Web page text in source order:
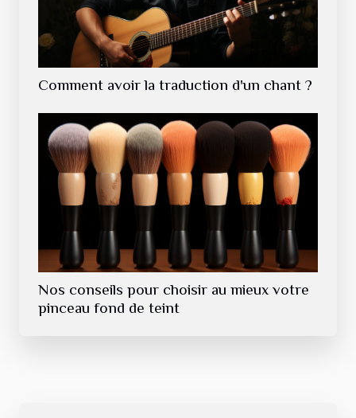
Comment avoir la traduction d'un chant ?
Nos conseils pour choisir au mieux votre
pinceau fond de teint